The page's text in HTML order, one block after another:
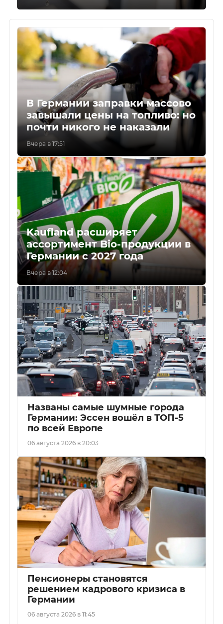
В Германии заправки массово
завышали цены на топливо: но
почти никого не наказали
Вчера в 17:51
Kaufland расширяет
ассортимент Bio-продукции в
Германии с 2027 года
Вчера в 12:04
Названы самые шумные города
Германии: Эссен вошёл в ТОП-5
по всей Европе
06 августа 2026 в 20:03
Пенсионеры становятся
решением кадрового кризиса в
Германии
06 августа 2026 в 11:45